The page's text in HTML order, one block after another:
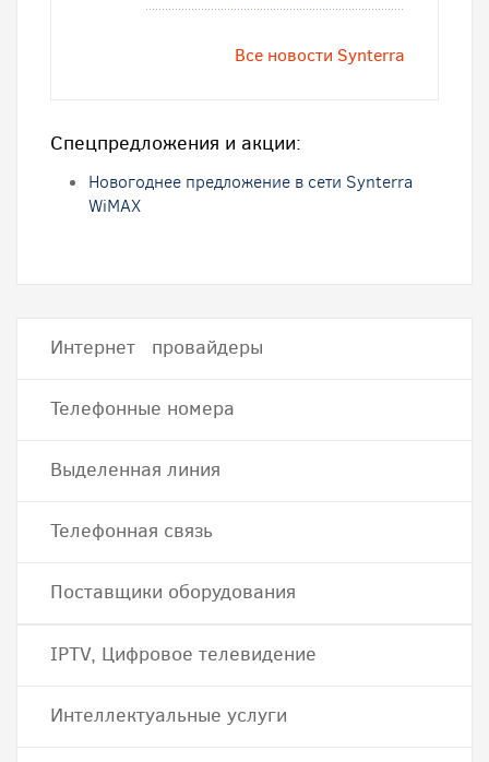
Все новости Synterra
Спецпредложения и акции:
Новогоднее предложение в сети Synterra
WiMAX
Интернет провайдеры
Телефонные номера
Выделенная линия
Телефонная связь
Поставщики оборудования
IPTV, Цифровое телевидение
Интеллектуальные услуги